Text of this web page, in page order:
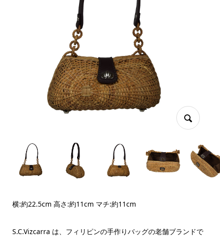
横:約22.5cm 高さ:約11cm マチ:約11cm
S.C.Vizcarra は、フィリピンの手作りバッグの老舗ブランドで